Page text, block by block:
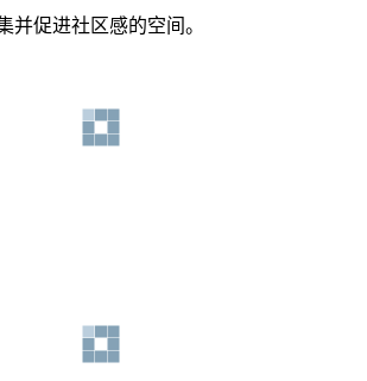
并促进社区感的空间。